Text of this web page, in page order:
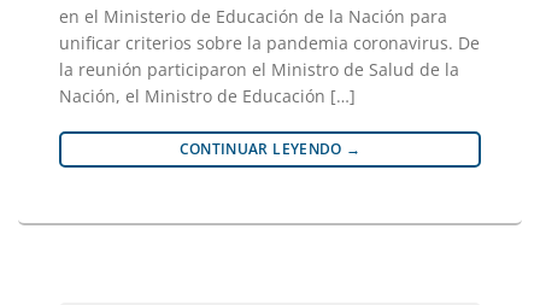
en el Ministerio de Educación de la Nación para
unificar criterios sobre la pandemia coronavirus. De
la reunión participaron el Ministro de Salud de la
Nación, el Ministro de Educación […]
CONTINUAR LEYENDO →